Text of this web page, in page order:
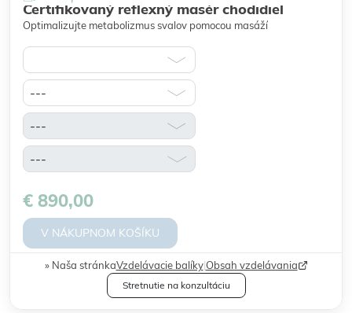
Certifikovaný reflexný masér chodidiel
Optimalizujte metabolizmus svalov pomocou masáží
€ 890,00
V NÁKUPNOM KOŠÍKU
Naša stránkaVzdelávacie balíky|Obsah vzdelávania
Stretnutie na konzultáciu